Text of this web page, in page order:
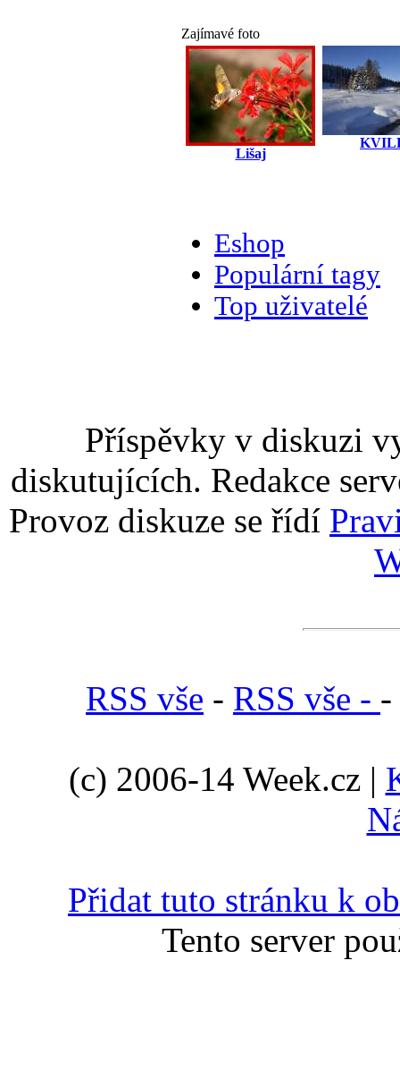
Zajímavé foto
Lišaj
Eshop
Populární tagy
Top uživatelé
Příspěvky v diskuzi
diskutujících. Redakce
Provoz diskuze se řídí
RSS vše - RSS vše - -
(c) 2006-14 Week.cz |
Přidat tuto stránku k
Tento server